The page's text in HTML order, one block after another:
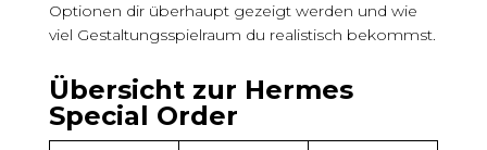
Optionen dir überhaupt gezeigt werden und wie
viel Gestaltungsspielraum du realistisch bekommst.
Übersicht zur Hermes
Special Order